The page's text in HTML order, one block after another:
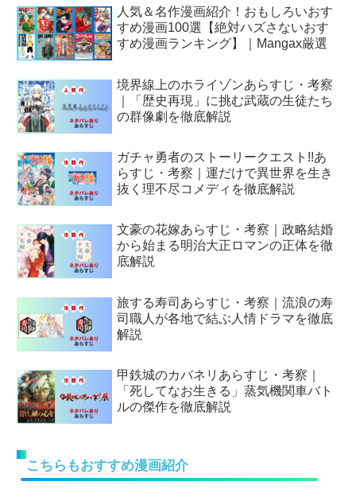
人気＆名作漫画紹介！おもしろいおす
すめ漫画100選【絶対ハズさないおす
すめ漫画ランキング】｜Mangax厳選
境界線上のホライゾンあらすじ・考察
｜「歴史再現」に挑む武蔵の生徒たち
の群像劇を徹底解説
ガチャ勇者のストーリークエスト!!あ
らすじ・考察｜運だけで異世界を生き
抜く理不尽コメディを徹底解説
文豪の花嫁あらすじ・考察｜政略結婚
から始まる明治大正ロマンの正体を徹
底解説
旅する寿司あらすじ・考察｜流浪の寿
司職人が各地で結ぶ人情ドラマを徹底
解説
甲鉄城のカバネリあらすじ・考察｜
「死してなお生きる」蒸気機関車バト
ルの傑作を徹底解説
こちらもおすすめ漫画紹介